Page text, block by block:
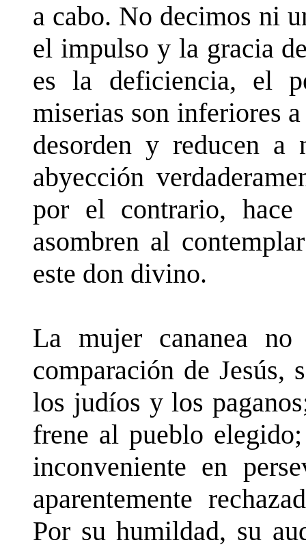
a cabo. No decimos ni
el impulso y la gracia
es la deficiencia, el
miserias son inferiores
desorden y reducen a
abyección
por el contrario, hace
asombren al
este don divino.
La mujer cananea
comparación de Jesús,
los judíos y los
frene al pueblo
inconveniente en
aparentemente
Por su humildad, su